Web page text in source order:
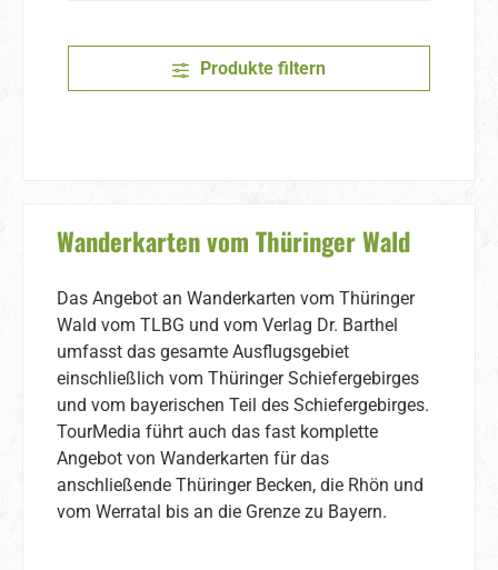
Produkte filtern
Wanderkarten vom Thüringer Wald
Das Angebot an Wanderkarten vom Thüringer
Wald vom TLBG und vom Verlag Dr. Barthel
umfasst das gesamte Ausflugsgebiet
einschließlich vom Thüringer Schiefergebirges
und vom bayerischen Teil des Schiefergebirges.
TourMedia führt auch das fast komplette
Angebot von Wanderkarten für das
anschließende Thüringer Becken, die Rhön und
vom Werratal bis an die Grenze zu Bayern.